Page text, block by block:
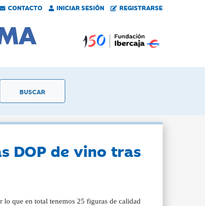
CONTACTO INICIAR SESIÓN REGISTRARSE
DOP de vino tras
que en total tenemos 25 figuras de calidad